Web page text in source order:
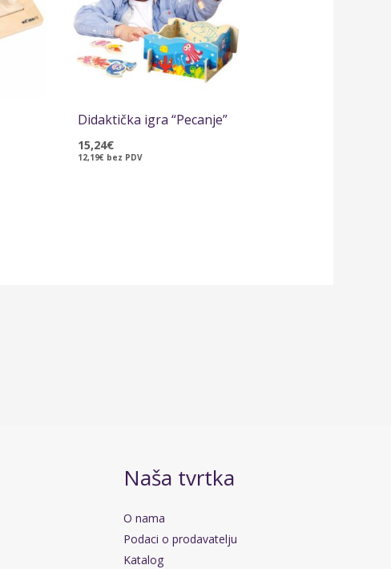
Didaktička igra “Pecanje”
15,24€
12,19€ bez PDV
Naša tvrtka
O nama
Podaci o prodavatelju
Katalog